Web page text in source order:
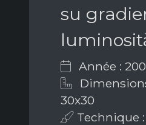
su
Année :
30x30
Technique